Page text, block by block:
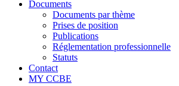
Documents
Documents par thème
Prises de position
Publications
Réglementation professionnelle
Statuts
Contact
MY CCBE